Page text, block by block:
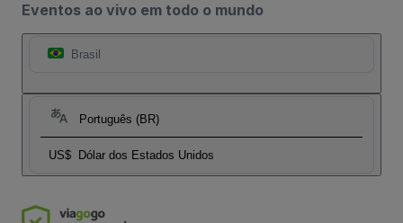
Eventos ao vivo em todo o mundo
Brasil
Português (BR)
US$ Dólar dos Estados Unidos